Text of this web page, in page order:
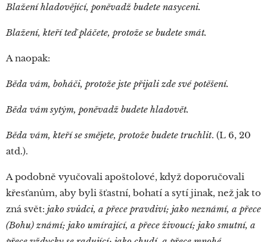
Blažení hladovějící, poněvadž budete nasyceni.
Blažení, kteří teď pláčete, protože se budete smát.
A naopak:
Běda vám, boháči, protože jste přijali zde své potěšení.
Běda vám sytým, poněvadž budete hladovět.
Běda vám, kteří se smějete, protože budete truchlit. (L 6, 20
atd.).
A podobně vyučovali apoštolové, když doporučovali
křesťanům, aby byli šťastní, bohatí a sytí jinak, než jak to
zná svět: jako svůdci, a přece pravdiví; jako neznámí, a přece
(Bohu) známí; jako umírající, a přece živoucí; jako smutní, a